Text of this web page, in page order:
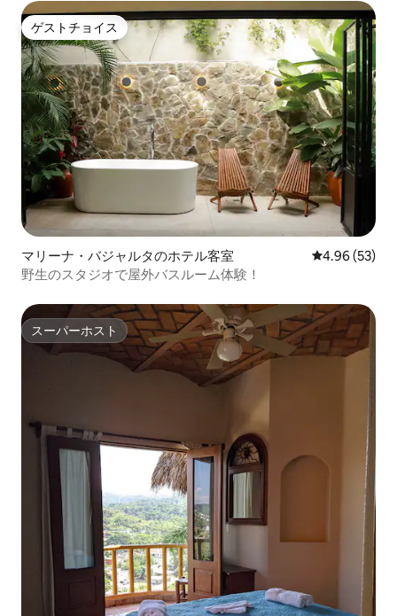
ゲストチョイス
ゲストチョイス
マリーナ・バジャルタのホテル客室 レビュー53
4.96 (53)
野生のスタジオで屋外バスルーム体験！
スーパーホスト
スーパーホスト